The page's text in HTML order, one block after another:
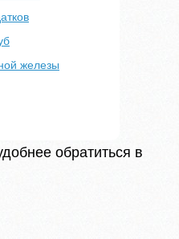
железы
обратиться в